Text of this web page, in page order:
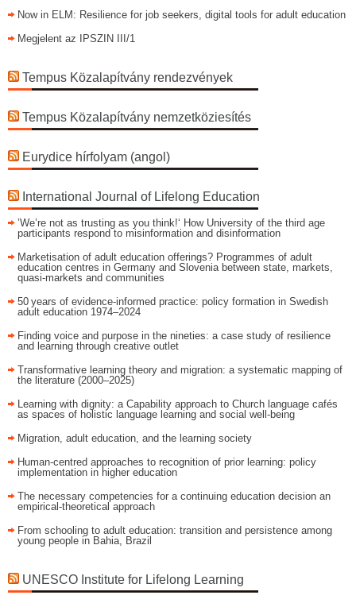
Now in ELM: Resilience for job seekers, digital tools for adult education
Megjelent az IPSZIN III/1
Tempus Közalapítvány rendezvények
Tempus Közalapítvány nemzetköziesítés
Eurydice hírfolyam (angol)
International Journal of Lifelong Education
’We’re not as trusting as you think!‘ How University of the third age
participants respond to misinformation and disinformation
Marketisation of adult education offerings? Programmes of adult
education centres in Germany and Slovenia between state, markets,
quasi-markets and communities
50 years of evidence‑informed practice: policy formation in Swedish
adult education 1974–2024
Finding voice and purpose in the nineties: a case study of resilience
and learning through creative outlet
Transformative learning theory and migration: a systematic mapping of
the literature (2000–2025)
Learning with dignity: a Capability approach to Church language cafés
as spaces of holistic language learning and social well-being
Migration, adult education, and the learning society
Human-centred approaches to recognition of prior learning: policy
implementation in higher education
The necessary competencies for a continuing education decision an
empirical-theoretical approach
From schooling to adult education: transition and persistence among
young people in Bahia, Brazil
UNESCO Institute for Lifelong Learning